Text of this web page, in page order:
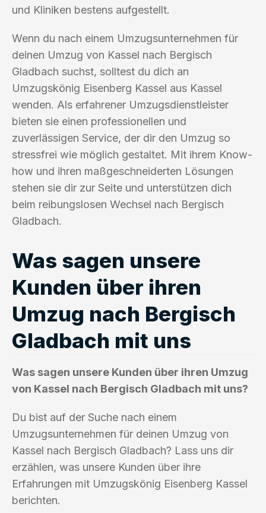
und Kliniken bestens aufgestellt.
Wenn du nach einem Umzugsunternehmen für
deinen Umzug von Kassel nach Bergisch
Gladbach suchst, solltest du dich an
Umzugskönig Eisenberg Kassel aus Kassel
wenden. Als erfahrener Umzugsdienstleister
bieten sie einen professionellen und
zuverlässigen Service, der dir den Umzug so
stressfrei wie möglich gestaltet. Mit ihrem Know-
how und ihren maßgeschneiderten Lösungen
stehen sie dir zur Seite und unterstützen dich
beim reibungslosen Wechsel nach Bergisch
Gladbach.
Was sagen unsere
Kunden über ihren
Umzug nach Bergisch
Gladbach mit uns
Was sagen unsere Kunden über ihren Umzug
von Kassel nach Bergisch Gladbach mit uns?
Du bist auf der Suche nach einem
Umzugsunternehmen für deinen Umzug von
Kassel nach Bergisch Gladbach? Lass uns dir
erzählen, was unsere Kunden über ihre
Erfahrungen mit Umzugskönig Eisenberg Kassel
berichten.